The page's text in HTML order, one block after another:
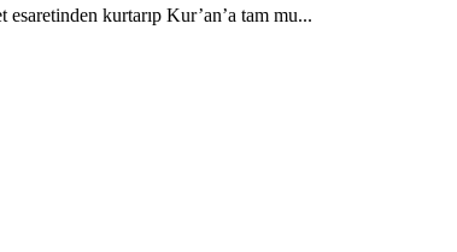
kurtarıp Kur’an’a tam mu...